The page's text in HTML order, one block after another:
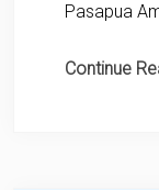
Pasapua
Continue